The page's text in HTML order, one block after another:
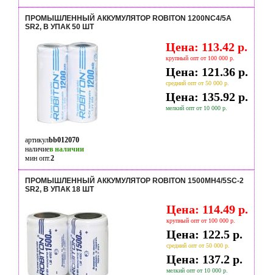
ПРОМЫШЛЕННЫЙ АККУМУЛЯТОР ROBITON 1200NC4/5A
SR2, В УПАК 50 ШТ
Цена: 113.42 р.
крупный опт от 100 000 р.
Цена: 121.36 р.
средний опт от 50 000 р.
Цена: 135.92 р.
мелкий опт от 10 000 р.
артикулbb012070
наличиев наличии
мин опт.2
ПРОМЫШЛЕННЫЙ АККУМУЛЯТОР ROBITON 1500MH4/5SC-2
SR2, В УПАК 18 ШТ
Цена: 114.49 р.
крупный опт от 100 000 р.
Цена: 122.5 р.
средний опт от 50 000 р.
Цена: 137.2 р.
мелкий опт от 10 000 р.